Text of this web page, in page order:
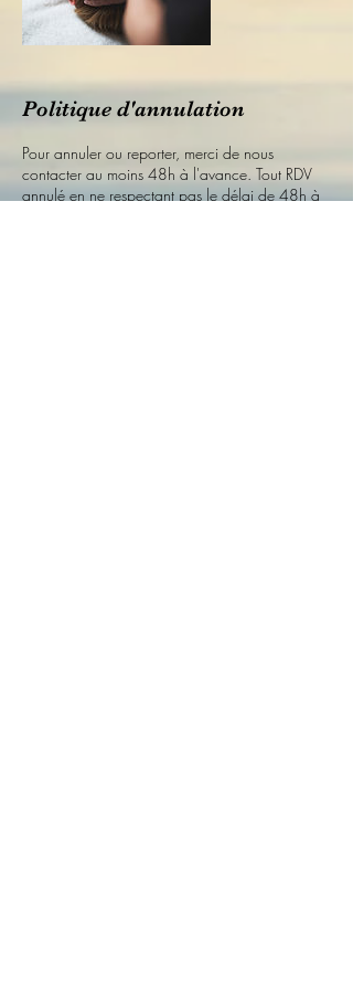
Politique d'annulation
Pour annuler ou reporter, merci de nous
contacter au moins 48h à l'avance. Tout RDV
annulé en ne respectant pas le délai de 48h à